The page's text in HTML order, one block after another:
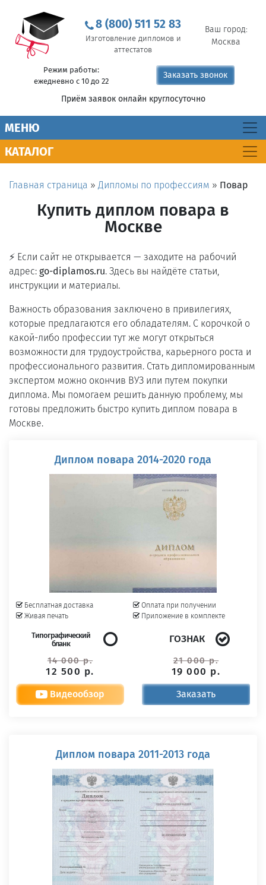
8 (800) 511 52 83
Изготовление дипломов и
аттестатов
Ваш город:
Москва
Режим работы:
ежедневно с 10 до 22
Заказать звонок
Приём заявок онлайн круглосуточно
MEНЮ
КАТАЛОГ
Главная страница » Дипломы по профессиям » Повар
Купить диплом повара в
Москве
⚡ Если сайт не открывается — заходите на рабочий
адрес: go-diplamos.ru. Здесь вы найдёте статьи,
инструкции и материалы.
Важность образования заключено в привилегиях,
которые предлагаются его обладателям. С корочкой о
какой-либо профессии тут же могут открыться
возможности для трудоустройства, карьерного роста и
профессионального развития. Стать дипломированным
экспертом можно окончив ВУЗ или путем покупки
диплома. Мы помогаем решить данную проблему, мы
готовы предложить быстро купить диплом повара в
Москве.
Диплом повара 2014-2020 года
Бесплатная доставка
Живая печать
Оплата при получении
Приложение в комплекте
Типографический
бланк
14 000 р.
12 500 р.
ГОЗНАК
21 000 р.
19 000 р.
Видеообзор Заказать
Диплом повара 2011-2013 года